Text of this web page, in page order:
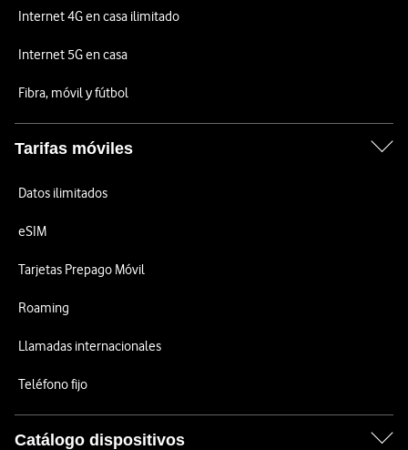
Internet 4G en casa ilimitado
Internet 5G en casa
Fibra, móvil y fútbol
Tarifas móviles
Datos ilimitados
eSIM
Tarjetas Prepago Móvil
Roaming
Llamadas internacionales
Teléfono fijo
Catálogo dispositivos